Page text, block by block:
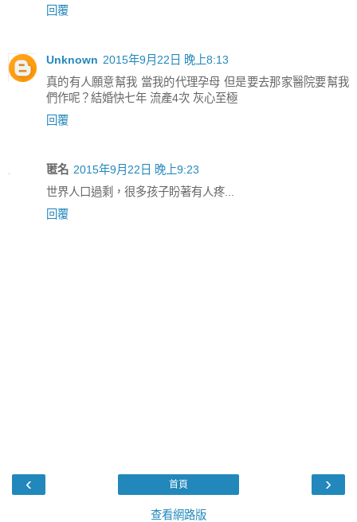
回覆
Unknown 2015年9月22日 晚上8:13
真的有人願意幫我 當我的代理孕母 但是要去那家醫院要幫我
們作呢？結婚快七年 流產4次 灰心至極
回覆
匿名 2015年9月22日 晚上9:23
世界人口過剩，很多孩子盼著有人疼...
回覆
‹ ›
首頁
查看網路版